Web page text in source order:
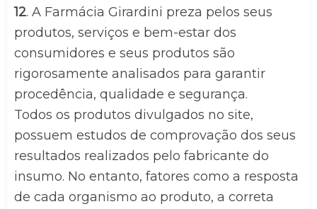
12. A Farmácia Girardini preza pelos seus
produtos, serviços e bem-estar dos
consumidores e seus produtos são
rigorosamente analisados para garantir
procedência, qualidade e segurança.
Todos os produtos divulgados no site,
possuem estudos de comprovação dos seus
resultados realizados pelo fabricante do
insumo. No entanto, fatores como a resposta
de cada organismo ao produto, a correta